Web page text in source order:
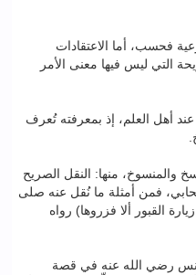
فحسب، أما الاعتقادات
التي ليس فيها معنى الأمر
أهل العلم، إذ بمعرفته تُعرف
والمنسوخ، منها: النقل الصريح
فمن أمثلة ما نُقل عنه صلى
القبور ألا فزروها) رواه
رضي الله عنه في قصة